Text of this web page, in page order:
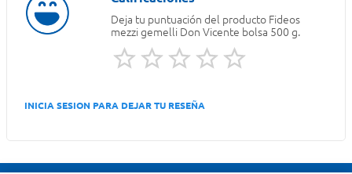
Deja tu puntuación del producto Fideos
mezzi gemelli Don Vicente bolsa 500 g.
INICIA SESION PARA DEJAR TU RESEÑA